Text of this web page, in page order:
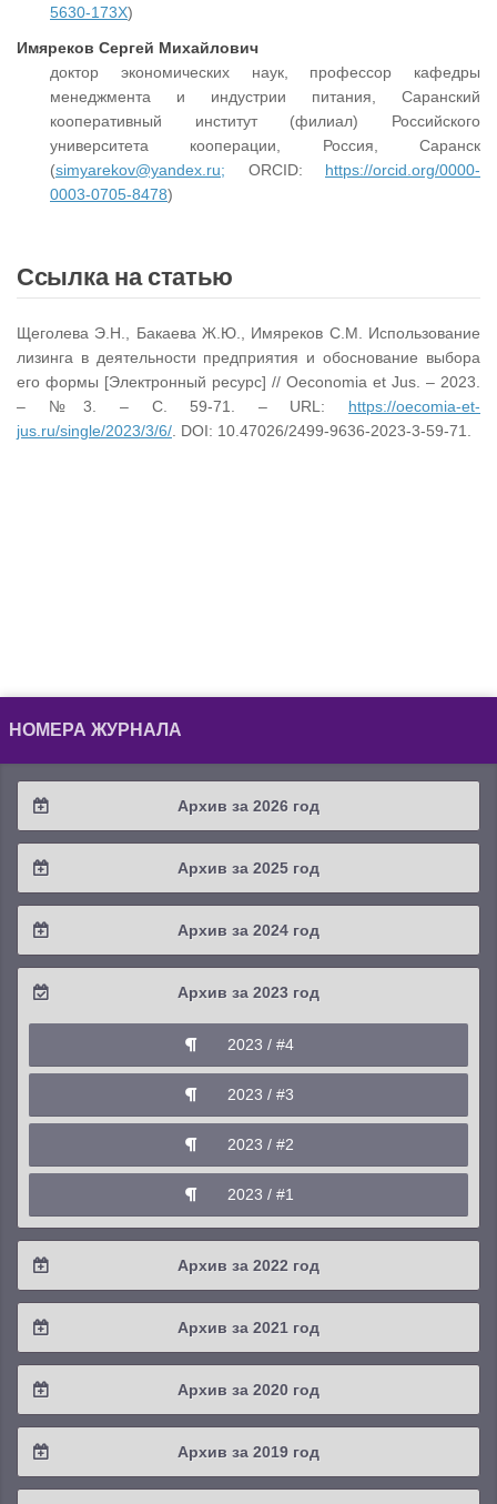
5630-173X)
Имяреков Сергей Михайлович
доктор экономических наук, профессор кафедры
менеджмента и индустрии питания, Саранский
кооперативный институт (филиал) Российского
университета кооперации, Россия, Саранск
(simyarekov@yandex.ru; ORCID: https://orcid.org/0000-
0003-0705-8478)
Ссылка на статью
Щеголева Э.Н., Бакаева Ж.Ю., Имяреков С.М. Использование
лизинга в деятельности предприятия и обоснование выбора
его формы [Электронный ресурс] // Oeconomia et Jus. – 2023.
– №3. – С. 59-71. – URL: https://oecomia-et-
jus.ru/single/2023/3/6/ . DOI: 10.47026/2499-9636-2023-3-59-71.
НОМЕРА ЖУРНАЛА
Архив за 2026 год
2026 / #2
2026 / #1
Архив за 2025 год
2025 / #4
2025 / #3
Архив за 2024 год
2024 / #4
2024 / #3
2024 / #2
2024 / #1
Архив за 2023 год
2023 / #4
2023 / #3
2023 / #2
2023 / #1
Архив за 2022 год
2022 / #4
2022 / #3
2022 / #1
Архив за 2021 год
2021 / #4
2021 / #3
Архив за 2020 год
2020 / #4
2020 / #3
Архив за 2019 год
2019 / #4